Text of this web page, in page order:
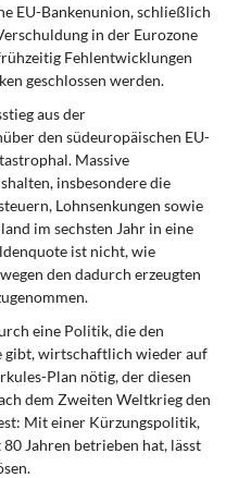
EU-Bankenunion, schließlich
in der Eurozone
Fehlentwicklungen
geschlossen werden.
aus der
den südeuropäischen EU-
Massive
insbesondere die
Lohnsenkungen sowie
im sechsten Jahr in eine
ist nicht, wie
den dadurch erzeugten
eine Politik, die den
gibt, wirtschaftlich wieder auf
Plan nötig, der diesen
dem Zweiten Weltkrieg den
Mit einer Kürzungspolitik,
Jahren betrieben hat, lässt